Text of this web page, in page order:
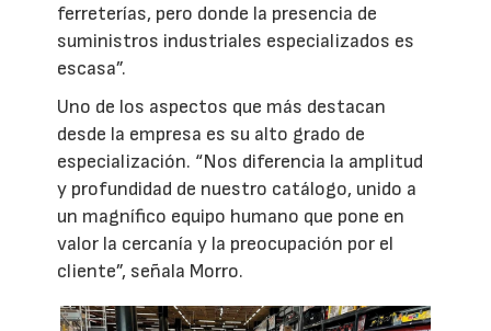
ferreterías, pero donde la presencia de
suministros industriales especializados es
escasa”.
Uno de los aspectos que más destacan
desde la empresa es su alto grado de
especialización. “Nos diferencia la amplitud
y profundidad de nuestro catálogo, unido a
un magnífico equipo humano que pone en
valor la cercanía y la preocupación por el
cliente”, señala Morro.